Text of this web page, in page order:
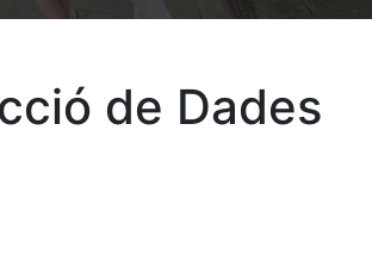
de Dades